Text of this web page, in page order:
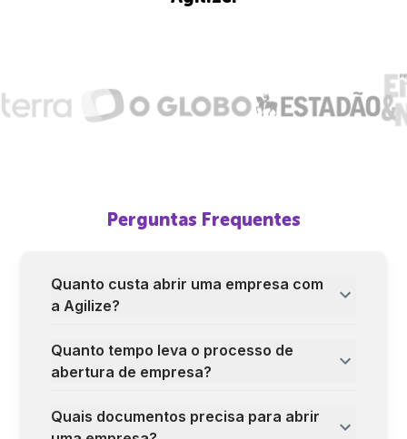
Perguntas Frequentes
Quanto custa abrir uma empresa com
a Agilize?
Quanto tempo leva o processo de
abertura de empresa?
Quais documentos precisa para abrir